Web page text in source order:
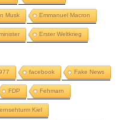
Musk Emmanuel Macron
Erster Weltkrieg
facebook Fake News
FDP Fehmarn
Kiel